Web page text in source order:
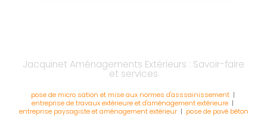
Jacquinet Aménagements Extérieurs : Savoir-faire
et services
pose de micro sation et mise aux normes d'asssainissement|
entreprise de travaux extérieure et d'aménagement extérieure |
entreprise paysagiste et aménagement extérieur| pose de pavé béton